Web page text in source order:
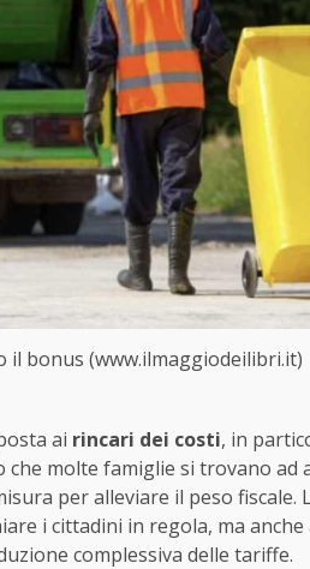
il bonus (www.ilmaggiodeilibri.it)
ai rincari dei costi, in
che molte famiglie si trovano ad
per alleviare il peso fiscale.
i cittadini in regola, ma
complessiva delle tariffe.